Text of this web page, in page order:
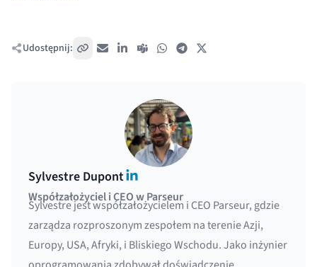
Udostępnij: Skopiuj link
E-mail LinkedIn
Teams WhatsAppTelegram
Sylvestre DupontLinkedIn
Współzałożyciel i CEO w Parseur
Sylvestre jest współzałożycielem i CEO Parseur, gdzie
zarządza rozproszonym zespołem na terenie Azji,
Europy, USA, Afryki, i Bliskiego Wschodu. Jako inżynier